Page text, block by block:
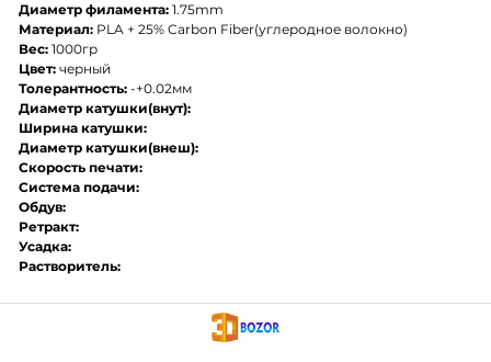
Диаметр филамента: 1.75mm
Материал: PLA + 25% Carbon Fiber(углеродное волокно)
Вес: 1000гр
Цвет: черный
Толерантность: -+0.02мм
Диаметр катушки(внут):
Ширина катушки:
Диаметр катушки(внеш):
Скорость печати:
Система подачи:
Обдув:
Ретракт:
Усадка:
Растворитель: